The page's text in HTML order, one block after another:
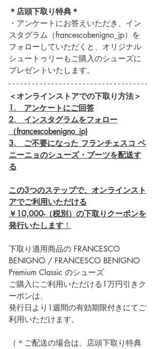
＊店頭下取り特典＊
・アンケートにお答えいただき、イン
スタグラム（francescobenigno_jp）を
フォローしていただくと、オリジナル
シュートゥリーもご購入のシューズに
プレゼントいたします。
＜オンラインストアでの下取り方法＞
1.　アンケートにご回答
2.　インスタグラムをフォロー
（francescobenigno_jp)
3.　ご不要になった フランチェスコ ベ
ニーニョのシューズ・ブーツを配送す
る
この3つのステップで、オンラインスト
アでご利用いただける
￥10,000-（税別）の下取りクーポンを
発行いたします ！
下取り適用商品の FRANCESCO
BENIGNO / FRANCESCO BENIGNO
Premium Classic のシューズ
ご購入にご利用いただける1万円引きク
ーポンは、
発行日より1週間の有効期限付きにてご
利用いただけます。
（＊ご配送の場合は、店頭下取り特典